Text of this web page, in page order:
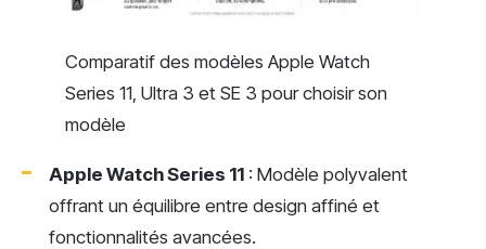
Comparatif des modèles Apple Watch
Series 11, Ultra 3 et SE 3 pour choisir son
modèle
Apple Watch Series 11 : Modèle polyvalent
offrant un équilibre entre design affiné et
fonctionnalités avancées.